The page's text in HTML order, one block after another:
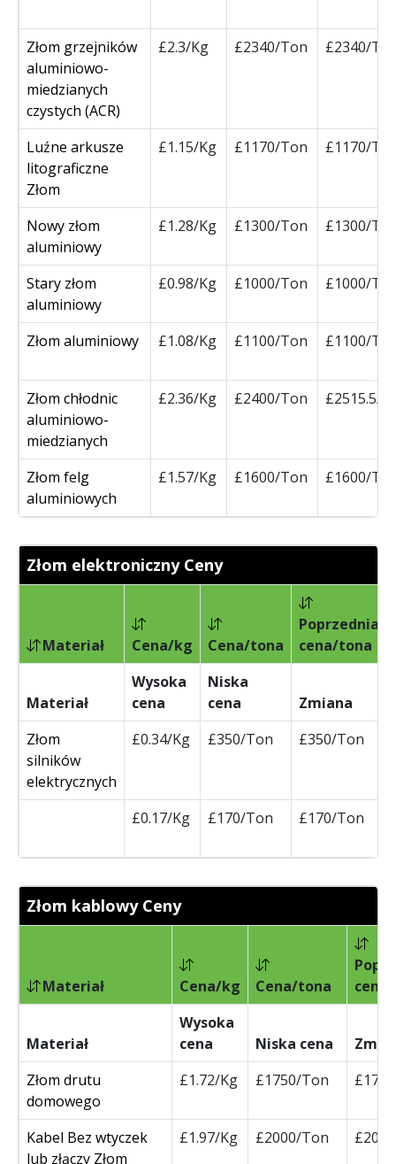
Złom grzejników
aluminiowo-
miedzianych
czystych (ACR)
£2.3/Kg £2340/Ton £2340/
Luźne arkusze
litograficzne
Złom
£1.15/Kg £1170/Ton £1170/
Nowy złom
aluminiowy
£1.28/Kg £1300/Ton £1300/
Stary złom
aluminiowy
£0.98/Kg £1000/Ton £1000/
Złom aluminiowy £1.08/Kg £1100/Ton £1100/
Złom chłodnic
aluminiowo-
miedzianych
£2.36/Kg £2400/Ton £2515.5/
Złom felg
aluminiowych
£1.57/Kg £1600/Ton £1600/
Złom elektroniczny Ceny
Materiał Cena/kg Cena/tona
Poprzednia
cena/tona
Materiał
Wysoka
cena
Niska
cena
Zmiana
Złom
silników
elektrycznych
£0.34/Kg £350/Ton £350/Ton
£0.17/Kg £170/Ton £170/Ton
Złom kablowy Ceny
Materiał Cena/kg Cena/tona
Materiał
Wysoka
cena
Niska cena
Złom drutu
domowego
£1.72/Kg £1750/Ton
Kabel Bez wtyczek
lub złączy Złom
£1.97/Kg £2000/Ton